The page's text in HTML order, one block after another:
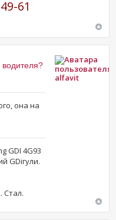
61
водителя?
она на
GDI 4G93
GDiгули.
Стал.
alfavit